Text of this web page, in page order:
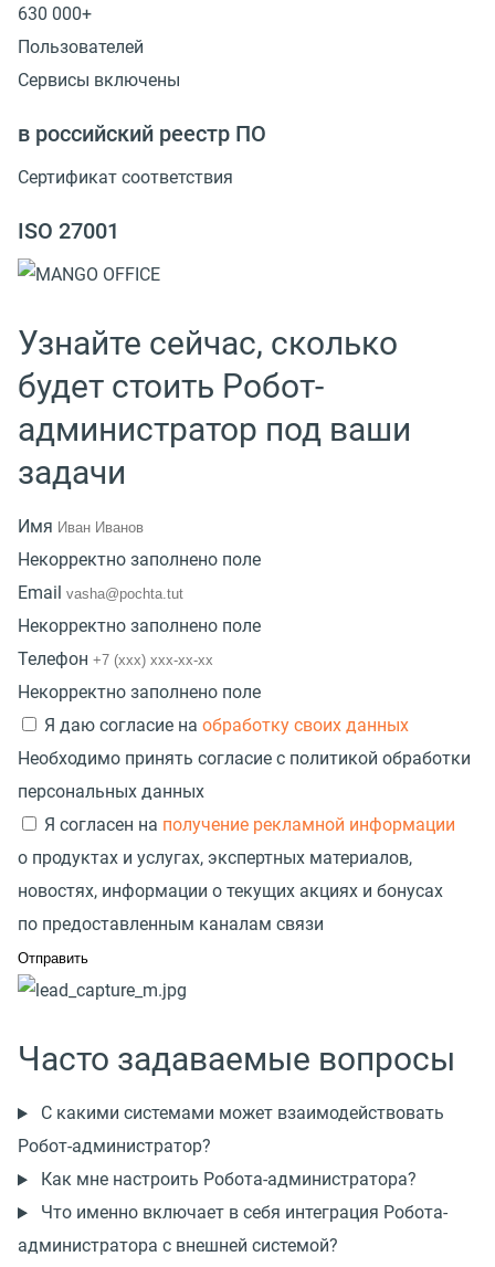
630 000+
Пользователей
Сервисы включены
в российский реестр ПО
Сертификат соответствия
ISO 27001
Узнайте сейчас, сколько
будет стоить Робот-
администратор под ваши
задачи
Имя
Некорректно заполнено поле
Email
Некорректно заполнено поле
Телефон
Некорректно заполнено поле
Я даю согласие на обработку своих данных
Необходимо принять согласие с политикой обработки
персональных данных
Я согласен на получение рекламной информации
о продуктах и услугах, экспертных материалов,
новостях, информации о текущих акциях и бонусах
по предоставленным каналам связи
Часто задаваемые вопросы
С какими системами может взаимодействовать
Робот-администратор?
Как мне настроить Робота-администратора?
Что именно включает в себя интеграция Робота-
администратора с внешней системой?